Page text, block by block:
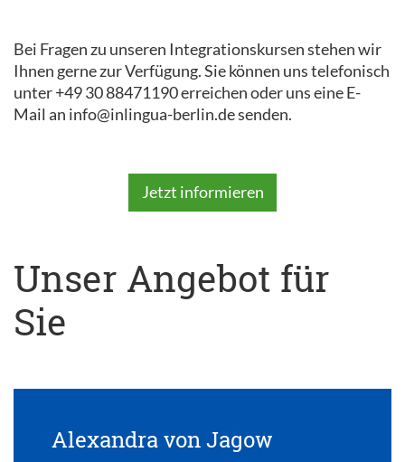
Bei Fragen zu unseren Integrationskursen stehen wir
Ihnen gerne zur Verfügung. Sie können uns telefonisch
unter +49 30 88471190 erreichen oder uns eine E-
Mail an info@inlingua-berlin.de senden.
Jetzt informieren
Unser Angebot für
Sie
Alexandra von Jagow